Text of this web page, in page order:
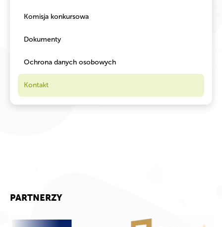
Komisja konkursowa
Dokumenty
Ochrona danych osobowych
Kontakt
PARTNERZY